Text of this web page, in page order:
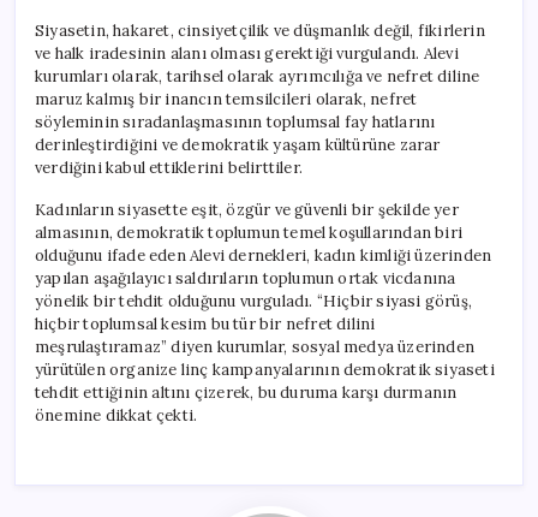
Siyasetin, hakaret, cinsiyetçilik ve düşmanlık değil, fikirlerin
ve halk iradesinin alanı olması gerektiği vurgulandı. Alevi
kurumları olarak, tarihsel olarak ayrımcılığa ve nefret diline
maruz kalmış bir inancın temsilcileri olarak, nefret
söyleminin sıradanlaşmasının toplumsal fay hatlarını
derinleştirdiğini ve demokratik yaşam kültürüne zarar
verdiğini kabul ettiklerini belirttiler.
Kadınların siyasette eşit, özgür ve güvenli bir şekilde yer
almasının, demokratik toplumun temel koşullarından biri
olduğunu ifade eden Alevi dernekleri, kadın kimliği üzerinden
yapılan aşağılayıcı saldırıların toplumun ortak vicdanına
yönelik bir tehdit olduğunu vurguladı. “Hiçbir siyasi görüş,
hiçbir toplumsal kesim bu tür bir nefret dilini
meşrulaştıramaz” diyen kurumlar, sosyal medya üzerinden
yürütülen organize linç kampanyalarının demokratik siyaseti
tehdit ettiğinin altını çizerek, bu duruma karşı durmanın
önemine dikkat çekti.